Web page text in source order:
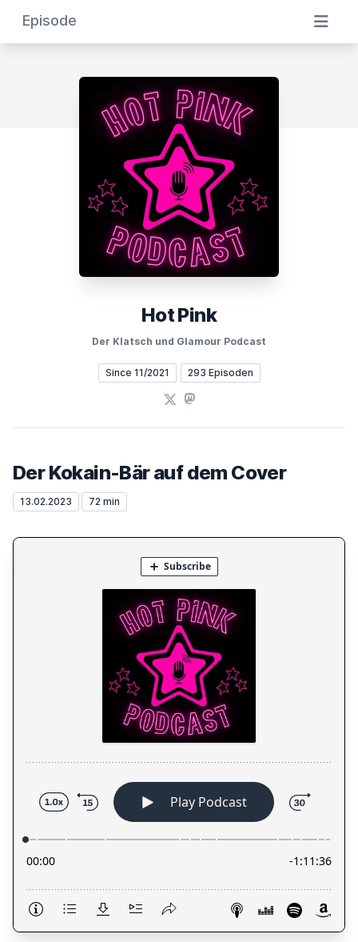
Episode
Hot Pink
Der Klatsch und Glamour Podcast
Since 11/2021 293 Episoden
X Mastodon
Der Kokain-Bär auf dem Cover
13.02.2023 72 min